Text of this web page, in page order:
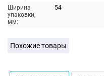
Ширина
упаковки,
мм:
54
Похожие товары